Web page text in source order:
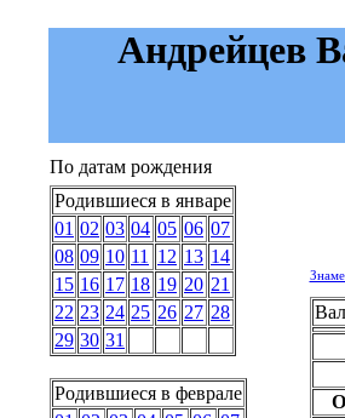
Андрейцев
По датам рождения
Родившиеся в январе
01 02 03 04 05 06 07
08 09 10 11 12 13 14
15 16 17 18 19 20 21
22 23 24 25 26 27 28
29 30 31
Родившиеся в феврале